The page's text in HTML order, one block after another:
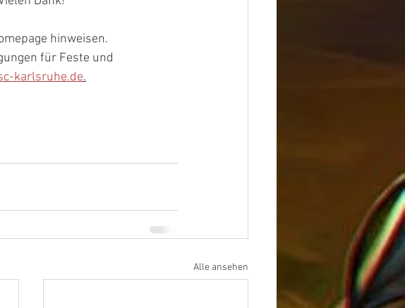
hinweisen.
für Feste und
karlsruhe.de.
Alle ansehen